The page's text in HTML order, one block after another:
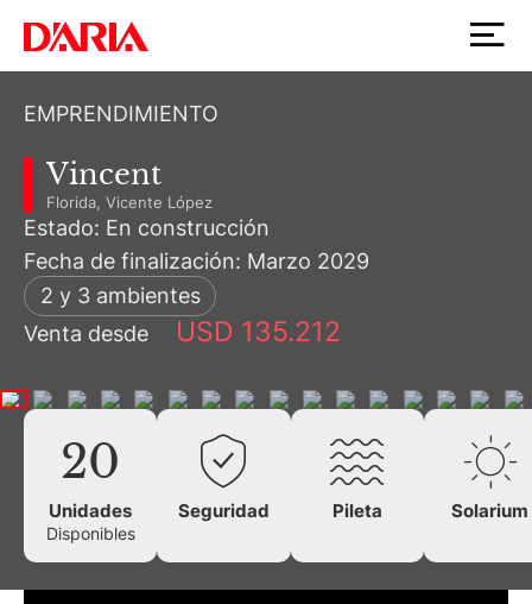
EMPRENDIMIENTO
Vincent
Florida, Vicente López
Estado: En construcción
Fecha de finalización: Marzo 2029
2 y 3 ambientes
Venta desde
USD 135.212
20
Unidades
Disponibles
Seguridad Pileta Solarium